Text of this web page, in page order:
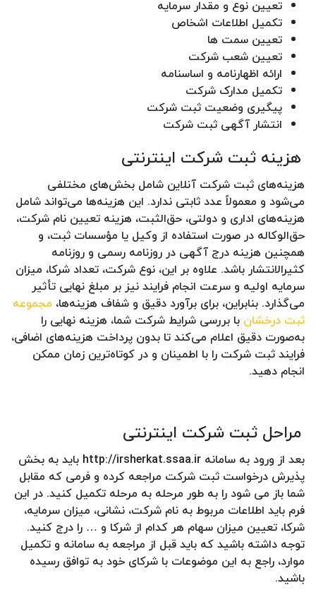
تعیین نوع و مقدار سرمایه
تکمیل اطلاعات اشخاص
تعیین سمت ‌ها
تعیین شعب شرکت
ارائه اظهارنامه و اساسنامه
تکمیل مدارک شرکت
پیگیری وضعیت ثبت شرکت
انتشار آگهی ثبت شرکت
هزینه ثبت شرکت اینترنتی
هزینه‌های ثبت شرکت آنلاین شامل بخش‌های مختلفی
می‌شود و معمولاً عدد ثابتی ندارد. این هزینه‌ها می‌تواند شامل
هزینه‌های اداری و دولتی، حق‌الثبت، هزینه تعیین نام شرکت،
حق‌الوکاله در صورت استفاده از وکیل یا مؤسسات ثبت، و
همچنین هزینه درج آگهی در روزنامه رسمی و روزنامه
کثیرالانتشار باشد. علاوه بر این، نوع شرکت، تعداد شرکا، میزان
سرمایه اولیه و سرعت انجام فرایند نیز بر مبلغ نهایی تأثیر
می‌گذارد. بنابراین، برای برآورد دقیق و شفاف هزینه‌ها، مجموعه
ثبت درخشان با بررسی شرایط شرکت شما، هزینه نهایی را
به‌صورت دقیق اعلام می‌کند تا بدون پرداخت هزینه‌های اضافی،
فرایند ثبت شرکت را با اطمینان و در کوتاه‌ترین زمان ممکن
انجام دهید.
مراحل ثبت شرکت اینترنتی
بعد از ورود به سامانه http://irsherkat.ssaa.ir باید به بخش
پذیرش درخواست ثبت شرکت مراجعه کرده و فرمی که مقابل
شما باز می شود را به طور مرحله به مرحله تکمیل کنید. در این
فرم باید اطلاعات مربوط به نام شرکت، نشانی، میزان سرمایه،
شرکا، تعیین میزان سهام هر کدام از شرکا و … را درج کنید.
توجه داشته باشید که باید قبل از مراجعه به سامانه و تکمیل
موارد، راجع به این موضوعات با شرکای خود به توافق رسیده
باشید.